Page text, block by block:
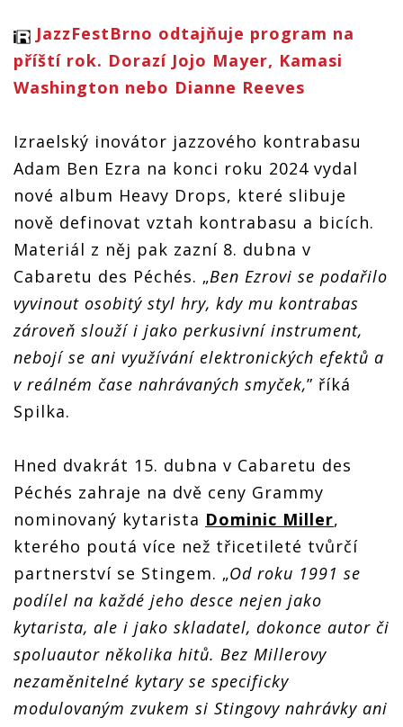
JazzFestBrno odtajňuje program na
příští rok. Dorazí Jojo Mayer, Kamasi
Washington nebo Dianne Reeves
Izraelský inovátor jazzového kontrabasu
Adam Ben Ezra na konci roku 2024 vydal
nové album Heavy Drops, které slibuje
nově definovat vztah kontrabasu a bicích.
Materiál z něj pak zazní 8. dubna v
Cabaretu des Péchés. „Ben Ezrovi se podařilo
vyvinout osobitý styl hry, kdy mu kontrabas
zároveň slouží i jako perkusivní instrument,
nebojí se ani využívání elektronických efektů a
v reálném čase nahrávaných smyček,” říká
Spilka.
Hned dvakrát 15. dubna v Cabaretu des
Péchés zahraje na dvě ceny Grammy
nominovaný kytarista Dominic Miller,
kterého poutá více než třicetileté tvůrčí
partnerství se Stingem. „Od roku 1991 se
podílel na každé jeho desce nejen jako
kytarista, ale i jako skladatel, dokonce autor či
spoluautor několika hitů. Bez Millerovy
nezaměnitelné kytary se specificky
modulovaným zvukem si Stingovy nahrávky ani